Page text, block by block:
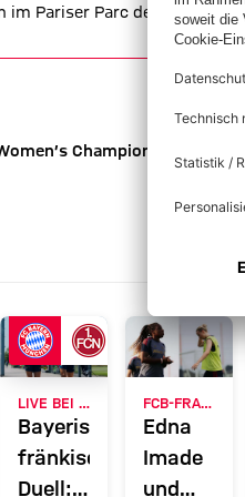
im Pariser Parc des
Champions League
Bayerisch-
fränkisches
Duell:
FCB-FRAUEN
Edna
Imade
und